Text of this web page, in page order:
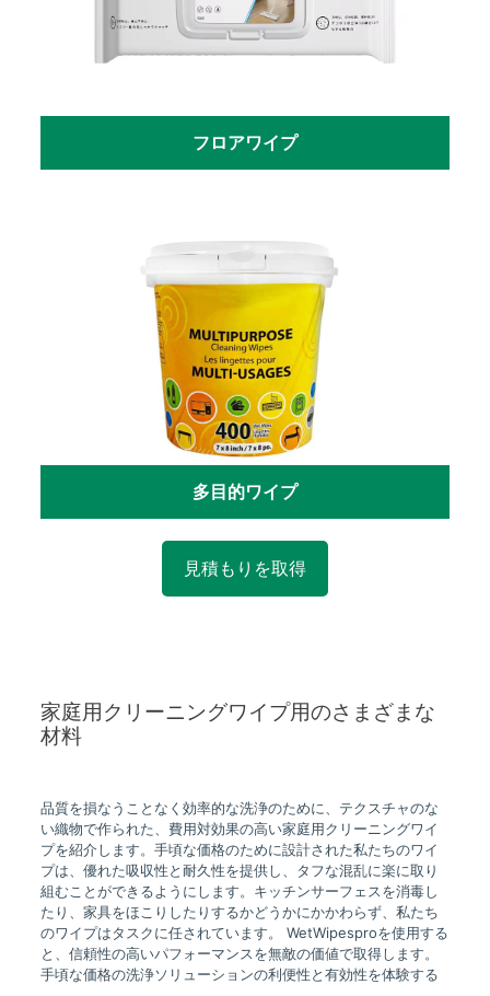
フロアワイプ
多目的ワイプ
見積もりを取得
家庭用クリーニングワイプ用のさまざまな
材料
品質を損なうことなく効率的な洗浄のために、テクスチャのな
い織物で作られた、費用対効果の高い家庭用クリーニングワイ
プを紹介します。手頃な価格のために設計された私たちのワイ
プは、優れた吸収性と耐久性を提供し、タフな混乱に楽に取り
組むことができるようにします。キッチンサーフェスを消毒し
たり、家具をほこりしたりするかどうかにかかわらず、私たち
のワイプはタスクに任されています。 WetWipesproを使用する
と、信頼性の高いパフォーマンスを無敵の価値で取得します。
手頃な価格の洗浄ソリューションの利便性と有効性を体験する